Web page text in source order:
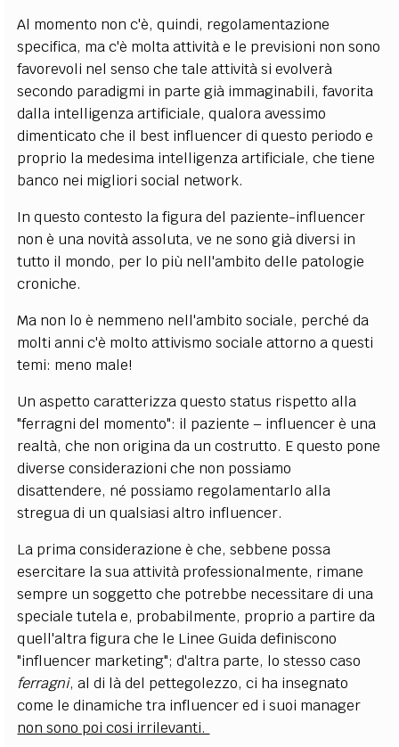
Al momento non c'è, quindi, regolamentazione
specifica, ma c'è molta attività e le previsioni non sono
favorevoli nel senso che tale attività si evolverà
secondo paradigmi in parte già immaginabili, favorita
dalla intelligenza artificiale, qualora avessimo
dimenticato che il best influencer di questo periodo e
proprio la medesima intelligenza artificiale, che tiene
banco nei migliori social network.
In questo contesto la figura del paziente-influencer
non è una novità assoluta, ve ne sono già diversi in
tutto il mondo, per lo più nell'ambito delle patologie
croniche.
Ma non lo è nemmeno nell'ambito sociale, perché da
molti anni c'è molto attivismo sociale attorno a questi
temi: meno male!
Un aspetto caratterizza questo status rispetto alla
"ferragni del momento": il paziente – influencer è una
realtà, che non origina da un costrutto. E questo pone
diverse considerazioni che non possiamo
disattendere, né possiamo regolamentarlo alla
stregua di un qualsiasi altro influencer.
La prima considerazione è che, sebbene possa
esercitare la sua attività professionalmente, rimane
sempre un soggetto che potrebbe necessitare di una
speciale tutela e, probabilmente, proprio a partire da
quell'altra figura che le Linee Guida definiscono
"influencer marketing"; d'altra parte, lo stesso caso
ferragni, al di là del pettegolezzo, ci ha insegnato
come le dinamiche tra influencer ed i suoi manager
non sono poi cosi irrilevanti.